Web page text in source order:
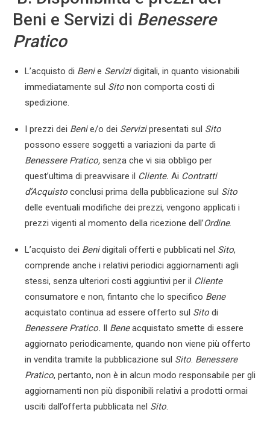
Beni e Servizi di Benessere
Pratico
L’acquisto di Benie Servizidigitali, in quanto visionabili
immediatamente sul Sito non comporta costi di
spedizione.
I prezzi dei Benie/o dei Servizipresentati sul Sito
possono essere soggetti a variazioni da parte di
Benessere Pratico, senza che vi sia obbligo per
quest’ultima di preavvisare il Cliente. Ai Contratti
d’Acquisto conclusi prima della pubblicazione sul Sito
delle eventuali modifiche dei prezzi, vengono applicati i
prezzi vigenti al momento della ricezione dell’Ordine.
L’acquisto dei Benidigitali offerti e pubblicati nel Sito,
comprende anche i relativi periodici aggiornamenti agli
stessi, senza ulteriori costi aggiuntivi per il Cliente
consumatore e non, fintanto che lo specifico Bene
acquistato continua ad essere offerto sul Sito di
Benessere Pratico. Il Beneacquistato smette di essere
aggiornato periodicamente, quando non viene più offerto
in vendita tramite la pubblicazione sul Sito. Benessere
Pratico, pertanto, non è in alcun modo responsabile per gli
aggiornamenti non più disponibili relativi a prodotti ormai
usciti dall’offerta pubblicata nel Sito.